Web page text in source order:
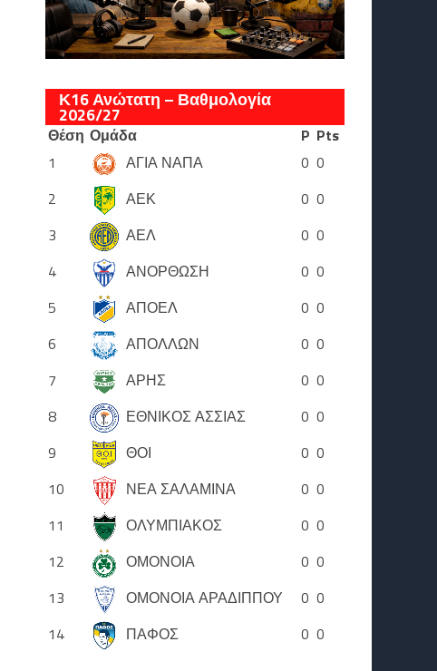
Κ16 Ανώτατη – Βαθμολογία
2026/27
Θέση Ομάδα P Pts
1
ΑΓΙΑ ΝΑΠΑ 0 0
2
ΑΕΚ 0 0
3
ΑΕΛ 0 0
4
ΑΝΟΡΘΩΣΗ 0 0
5
ΑΠΟΕΛ 0 0
6
ΑΠΟΛΛΩΝ 0 0
7
ΑΡΗΣ 0 0
8
ΕΘΝΙΚΟΣ ΑΣΣΙΑΣ 0 0
9
ΘΟΙ 0 0
10
ΝΕΑ ΣΑΛΑΜΙΝΑ 0 0
11
ΟΛΥΜΠΙΑΚΟΣ 0 0
12
ΟΜΟΝΟΙΑ 0 0
13
ΟΜΟΝΟΙΑ ΑΡΑΔΙΠΠΟΥ 0 0
14
ΠΑΦΟΣ 0 0